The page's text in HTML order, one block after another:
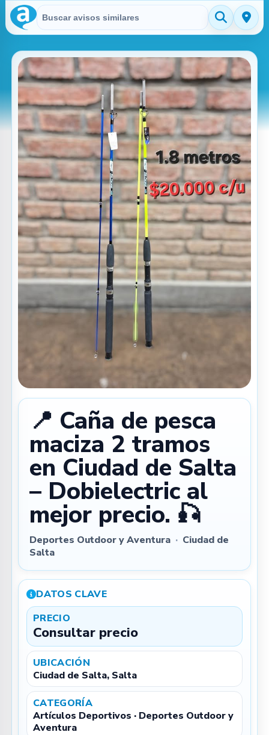
Buscar en Avisitos
📍 Caña de pesca
maciza 2 tramos
en Ciudad de Salta
– Dobielectric al
mejor precio. 🎣
Deportes Outdoor y Aventura · Ciudad de
Salta
DATOS CLAVE
PRECIO
Consultar precio
UBICACIÓN
Ciudad de Salta, Salta
CATEGORÍA
Artículos Deportivos · Deportes Outdoor y
Aventura